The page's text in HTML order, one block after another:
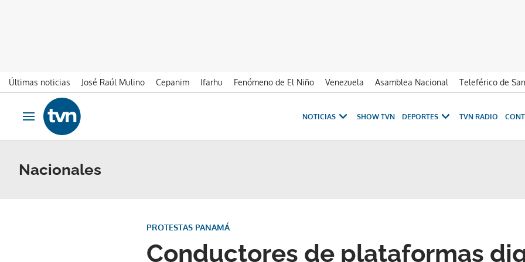
Últimas noticias José Raúl Mulino Cepanim Ifarhu Fenómeno de El Niño Venezuela Asamblea Nacional Teleférico de
Ir al contenido
Obrir navegació
NOTICIAS SHOW TVN DEPORTES TVN RADIO
Nacionales
Conductores de plataformas
PROTESTAS PANAMÁ